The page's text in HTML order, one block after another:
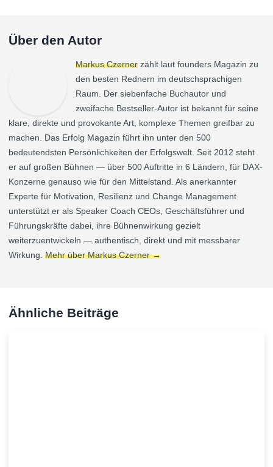
Über den Autor
Markus Czerner zählt laut founders Magazin zu
den besten Rednern im deutschsprachigen
Raum. Der siebenfache Buchautor und
zweifache Bestseller-Autor ist bekannt für seine
klare, direkte und provokante Art, komplexe Themen greifbar zu
machen. Das Erfolg Magazin führt ihn unter den 500
bedeutendsten Persönlichkeiten der Erfolgswelt. Seit 2012 steht
er auf großen Bühnen — über 500 Auftritte in 6 Ländern, für DAX-
Konzerne genauso wie für den Mittelstand. Als anerkannter
Experte für Motivation, Resilienz und Change Management
unterstützt er als Speaker Coach CEOs, Geschäftsführer und
Führungskräfte dabei, ihre Bühnenwirkung gezielt
weiterzuentwickeln — authentisch, direkt und mit messbarer
Wirkung. Mehr über Markus Czerner →
Ähnliche Beiträge